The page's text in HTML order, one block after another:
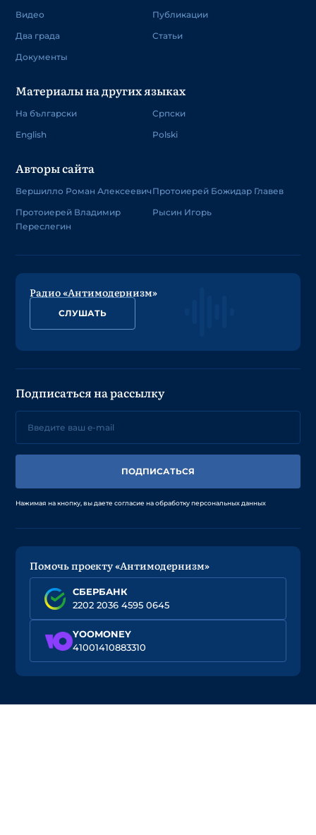
Видео
Два града
Документы
Публикации
Статьи
Материалы на других языках
На български
English
Српски
Polski
Авторы сайта
Вершилло Роман Алексеевич
Протоиерей Владимир
Переслегин
Протоиерей Божидар Главев
Рысин Игорь
Радио «Антимодернизм»
СЛУШАТЬ
Подписаться на рассылку
ПОДПИСАТЬСЯ
Нажимая на кнопку, вы даете согласие на обработку персональных данных
Помочь проекту «Антимодернизм»
СБЕРБАНК
2202 2036 4595 0645
YOOMONEY
41001410883310